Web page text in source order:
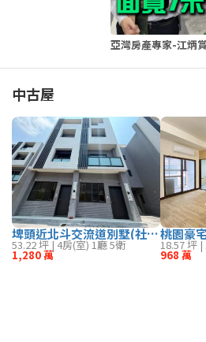
亞灣房產專家-江炳賞
中古屋
埤頭近北斗交流道別墅(社區最便宜)
53.22 坪 | 4房(室) 1廳 5衛
1,280 萬
18.57 坪
968 萬